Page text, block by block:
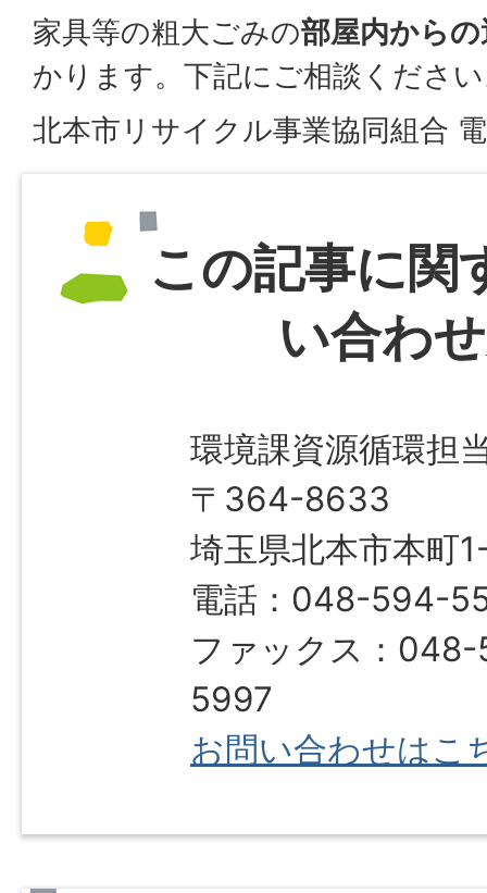
家具等の粗大ごみの部屋内から
かります。下記にご相談くださ
北本市リサイクル事業協同組合
この記事に関
い合わ
環境課資源循環担
〒364-8633
埼玉県北本市本町
電話：048-594-
ファックス：
5997
お問い合わせはこ